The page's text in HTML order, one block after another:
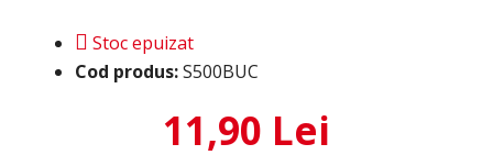
Stoc epuizat
Cod produs:S500BUC
11,90 Lei